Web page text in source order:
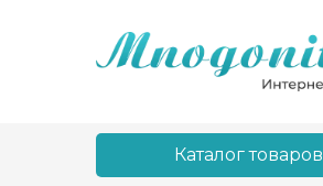
Каталог товаров